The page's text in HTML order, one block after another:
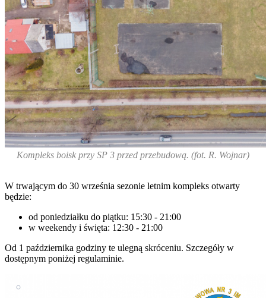
Kompleks boisk przy SP 3 przed przebudową. (fot. R. Wojnar)
W trwającym do 30 września sezonie letnim kompleks otwarty
będzie:
od poniedziałku do piątku: 15:30 - 21:00
w weekendy i święta: 12:30 - 21:00
Od 1 października godziny te ulegną skróceniu. Szczegóły w
dostępnym poniżej regulaminie.